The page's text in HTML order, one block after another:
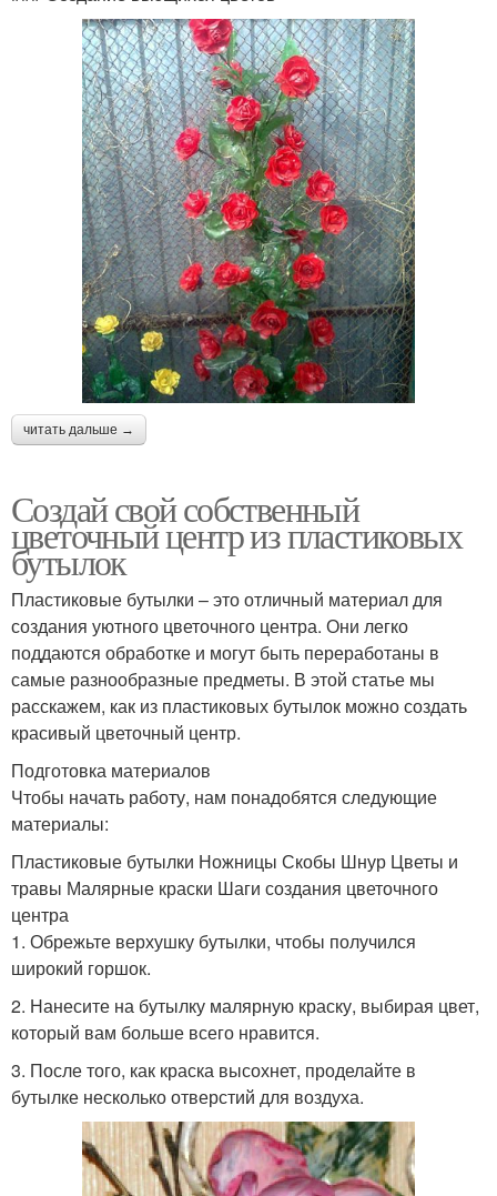
читать дальше →
Создай свой собственный
цветочный центр из пластиковых
бутылок
Пластиковые бутылки – это отличный материал для
создания уютного цветочного центра. Они легко
поддаются обработке и могут быть переработаны в
самые разнообразные предметы. В этой статье мы
расскажем, как из пластиковых бутылок можно создать
красивый цветочный центр.
Подготовка материалов
Чтобы начать работу, нам понадобятся следующие
материалы:
Пластиковые бутылки Ножницы Скобы Шнур Цветы и
травы Малярные краски Шаги создания цветочного
центра
1. Обрежьте верхушку бутылки, чтобы получился
широкий горшок.
2. Нанесите на бутылку малярную краску, выбирая цвет,
который вам больше всего нравится.
3. После того, как краска высохнет, проделайте в
бутылке несколько отверстий для воздуха.